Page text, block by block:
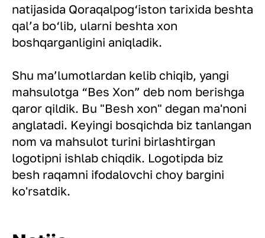
natijasida Qoraqalpog‘iston tarixida beshta
qal’a bo‘lib, ularni beshta xon
boshqarganligini aniqladik.
Shu ma’lumotlardan kelib chiqib, yangi
mahsulotga “Bes Xon” deb nom berishga
qaror qildik. Bu "Besh xon" degan ma'noni
anglatadi. Keyingi bosqichda biz tanlangan
nom va mahsulot turini birlashtirgan
logotipni ishlab chiqdik. Logotipda biz
besh raqamni ifodalovchi choy bargini
ko'rsatdik.